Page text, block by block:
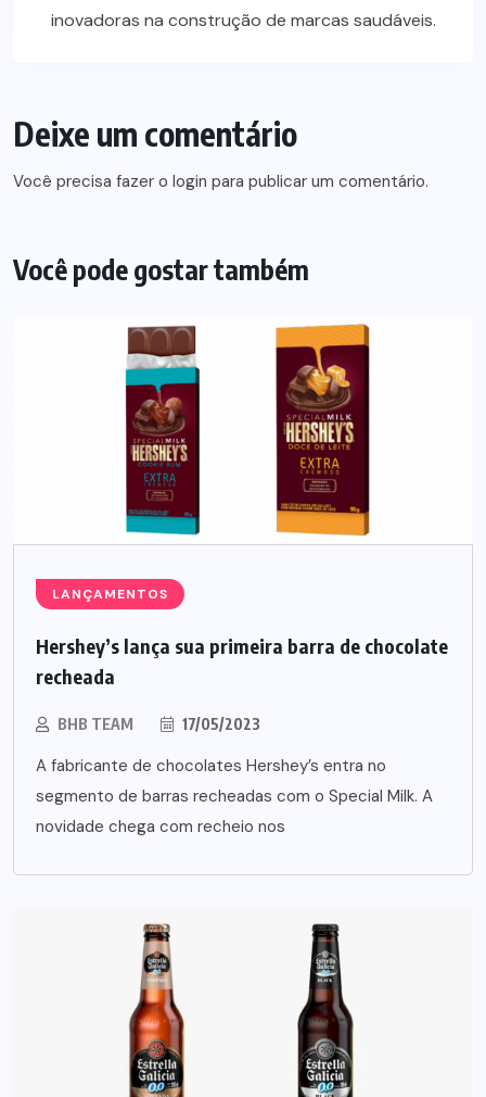
inovadoras na construção de marcas saudáveis.
Deixe um comentário
Você precisa fazer o login para publicar um comentário.
Você pode gostar também
LANÇAMENTOS
Hershey’s lança sua primeira barra de chocolate
recheada
BHB TEAM 17/05/2023
A fabricante de chocolates Hershey’s entra no
segmento de barras recheadas com o Special Milk. A
novidade chega com recheio nos